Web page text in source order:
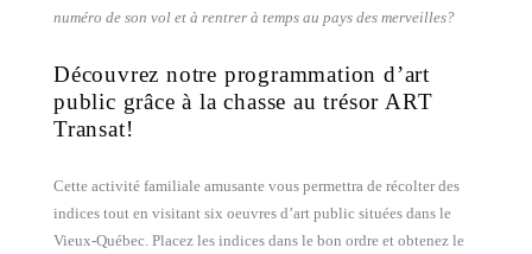
numéro de son vol et à rentrer à temps au pays des merveilles?
Découvrez notre programmation d’art
public grâce à la chasse au trésor ART
Transat!
Cette activité familiale amusante vous permettra de récolter des
indices tout en visitant six oeuvres d’art public situées dans le
Vieux-Québec. Placez les indices dans le bon ordre et obtenez le